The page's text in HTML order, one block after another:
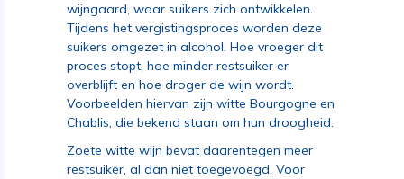
wijngaard, waar suikers zich ontwikkelen.
Tijdens het vergistingsproces worden deze
suikers omgezet in alcohol. Hoe vroeger dit
proces stopt, hoe minder restsuiker er
overblijft en hoe droger de wijn wordt.
Voorbeelden hiervan zijn witte Bourgogne en
Chablis, die bekend staan om hun droogheid.
Zoete witte wijn bevat daarentegen meer
restsuiker, al dan niet toegevoegd. Voor